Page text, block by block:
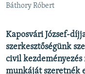
A MÚLT TANULSÁGAI
KÖVESSEN MINKET!
Báthory Róbert
Kaposvári József-
szerkesztőségünk
civil
munkáját szeretnék